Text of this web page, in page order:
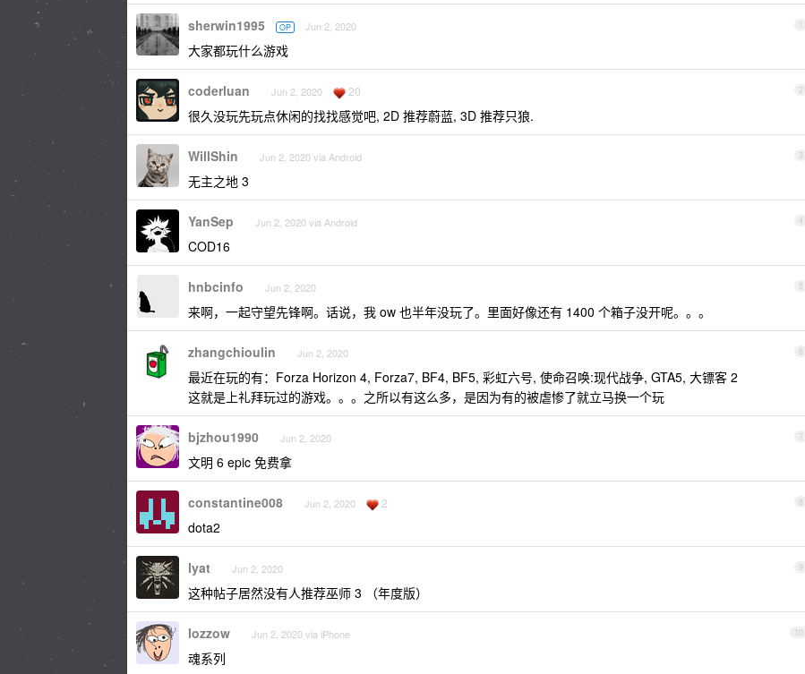
1
sherwin1995 OP Jun 2, 2020
大家都玩什么游戏
2
coderluan Jun 2, 2020 20
很久没玩先玩点休闲的找找感觉吧, 2D 推荐蔚蓝, 3D 推荐只狼.
3
WillShin Jun 2, 2020 via Android
无主之地 3
4
YanSep Jun 2, 2020 via Android
COD16
5
hnbcinfo Jun 2, 2020
来啊，一起守望先锋啊。话说，我 ow 也半年没玩了。里面好像还有 1400 个箱子没开呢。。。
6
zhangchioulin Jun 2, 2020
最近在玩的有：Forza Horizon 4, Forza7, BF4, BF5, 彩虹六号, 使命召唤:现代战争, GTA5, 大镖客 2
这就是上礼拜玩过的游戏。。。之所以有这么多，是因为有的被虐惨了就立马换一个玩
7
bjzhou1990 Jun 2, 2020
文明 6 epic 免费拿
8
constantine008 Jun 2, 2020 2
dota2
9
lyat Jun 2, 2020
这种帖子居然没有人推荐巫师 3 （年度版）
10
lozzow Jun 2, 2020 via iPhone
魂系列